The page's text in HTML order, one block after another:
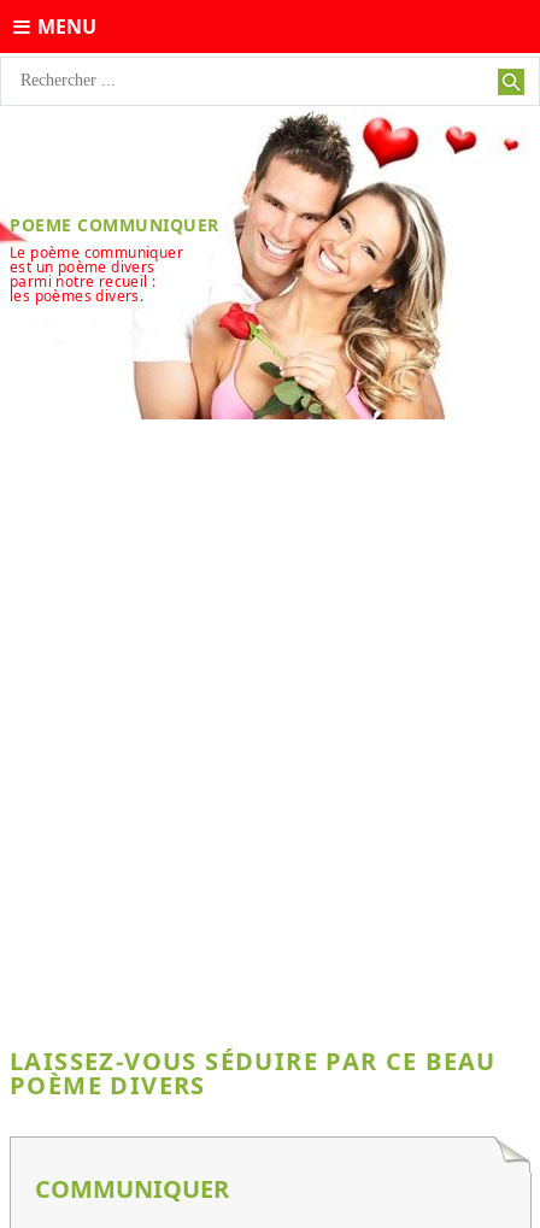
MENU
POEME COMMUNIQUER
Le poème communiquer
est un poème divers
parmi notre recueil :
les poèmes divers.
LAISSEZ-VOUS SÉDUIRE PAR CE BEAU
POÈME DIVERS
COMMUNIQUER